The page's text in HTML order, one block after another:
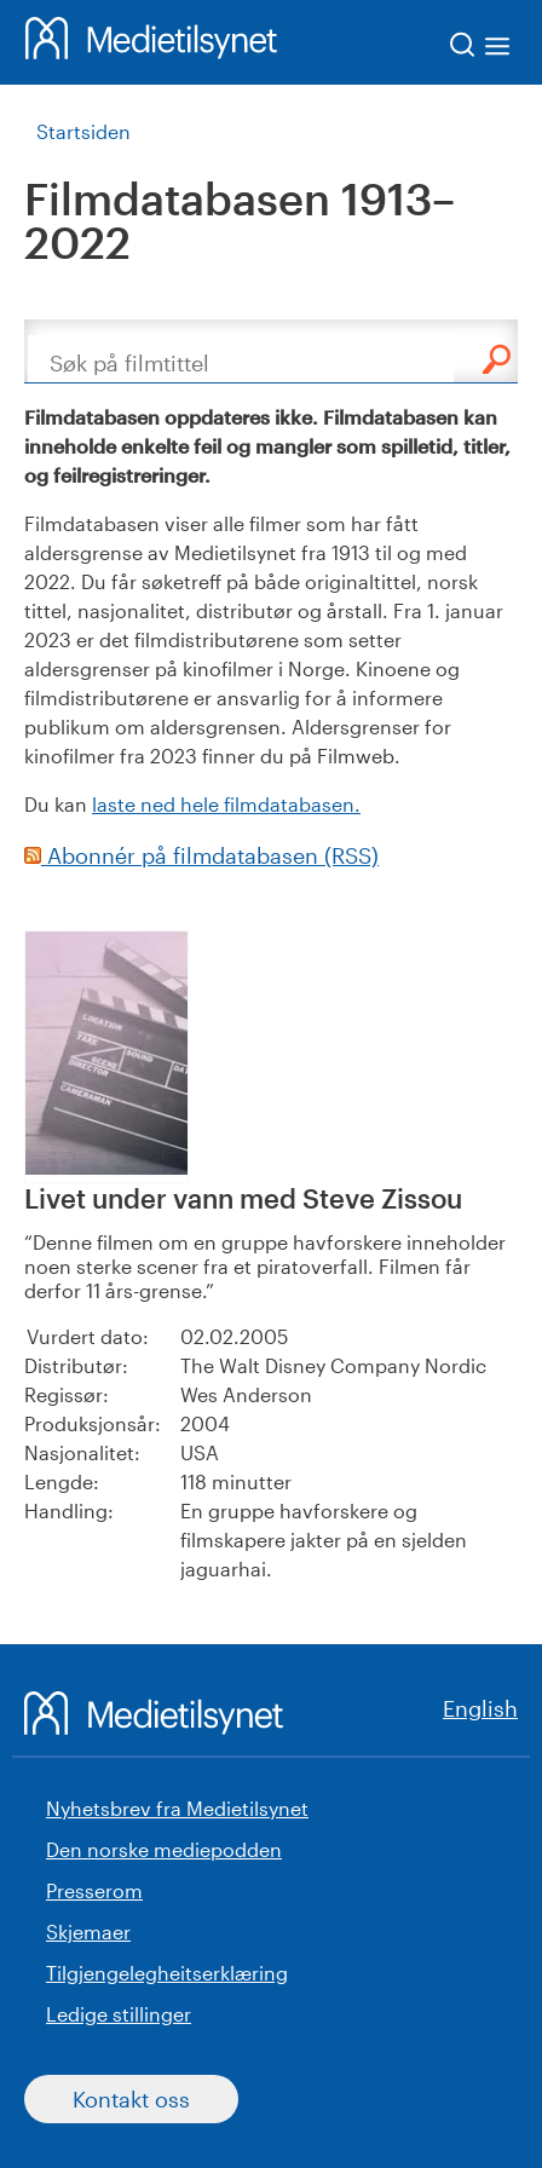
Startsiden
Filmdatabasen 1913–
2022
Søk
Filmdatabasen oppdateres ikke. Filmdatabasen kan
inneholde enkelte feil og mangler som spilletid, titler,
og feilregistreringer.
Filmdatabasen viser alle filmer som har fått
aldersgrense av Medietilsynet fra 1913 til og med
2022. Du får søketreff på både originaltittel, norsk
tittel, nasjonalitet, distributør og årstall. Fra 1. januar
2023 er det filmdistributørene som setter
aldersgrenser på kinofilmer i Norge. Kinoene og
filmdistributørene er ansvarlig for å informere
publikum om aldersgrensen. Aldersgrenser for
kinofilmer fra 2023 finner du på Filmweb.
Du kan laste ned hele filmdatabasen.
Abonnér på filmdatabasen (RSS)
Livet under vann med Steve Zissou
Denne filmen om en gruppe havforskere inneholder
noen sterke scener fra et piratoverfall. Filmen får
derfor 11 års-grense.
Vurdert dato:
02.02.2005
Distributør:
The Walt Disney Company Nordic
Regissør:
Wes Anderson
Produksjonsår:
2004
Nasjonalitet:
USA
Lengde:
118 minutter
Handling:
En gruppe havforskere og
filmskapere jakter på en sjelden
jaguarhai.
English
Nyhetsbrev fra Medietilsynet
Den norske mediepodden
Presserom
Skjemaer
Tilgjengelegheitserklæring
Ledige stillinger
Kontakt oss